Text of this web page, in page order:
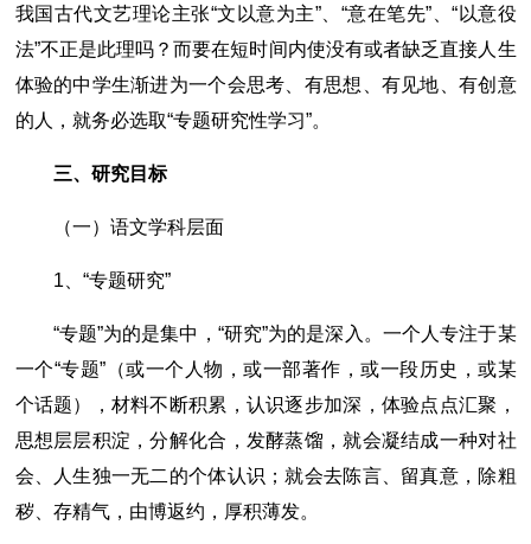
我国古代文艺理论主张“文以意为主”、“意在笔先”、“以意役
法”不正是此理吗？而要在短时间内使没有或者缺乏直接人生
体验的中学生渐进为一个会思考、有思想、有见地、有创意
的人，就务必选取“专题研究性学习”。
三、研究目标
（一）语文学科层面
1、“专题研究”
“专题”为的是集中，“研究”为的是深入。一个人专注于某
一个“专题”（或一个人物，或一部著作，或一段历史，或某
个话题），材料不断积累，认识逐步加深，体验点点汇聚，
思想层层积淀，分解化合，发酵蒸馏，就会凝结成一种对社
会、人生独一无二的个体认识；就会去陈言、留真意，除粗
秽、存精气，由博返约，厚积薄发。